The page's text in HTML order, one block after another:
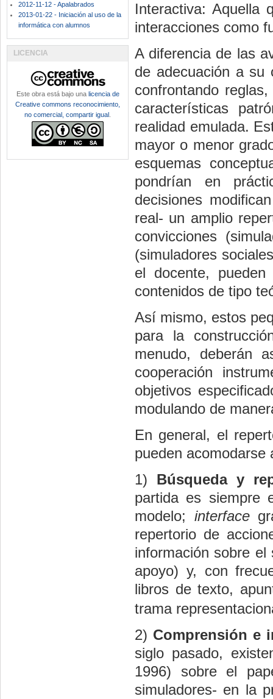
Interactiva: Aquella
interacciones como
A diferencia de las
de adecuación a su
confrontando
características
realidad emulada.
mayor o menor
esquemas
pondrían en
decisiones
real- un amplio
convicciones
(simuladores
el docente,
contenidos de tipo
Así mismo, estos
para la
menudo, deberán
cooperación
objetivos
modulando de
En general, el
pueden
1) Búsqueda y
partida es siempre
modelo; interface
repertorio de
información sobre
apoyo) y, con
libros de texto,
trama
2) Comprensión e
siglo pasado,
1996) sobre el
simuladores- en la
2012-11-12 - Apalabrados
2013-01-22 - Iniciación al uso de la
informática con alumnos
LICENCIA
Este obra está bajo una licencia de
Creative commons reconocimiento,
no comercial, compartir igual